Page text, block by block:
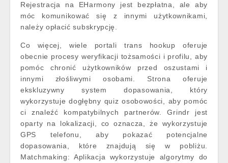
Rejestracja na EHarmony jest bezpłatna, ale aby
móc komunikować się z innymi użytkownikami,
należy opłacić subskrypcję.
Co więcej, wiele portali trans hookup oferuje
obecnie procesy weryfikacji tożsamości i profilu, aby
pomóc chronić użytkowników przed oszustami i
innymi złośliwymi osobami. Strona oferuje
ekskluzywny system dopasowania, który
wykorzystuje dogłębny quiz osobowości, aby pomóc
ci znaleźć kompatybilnych partnerów. Grindr jest
oparty na lokalizacji, co oznacza, że wykorzystuje
GPS telefonu, aby pokazać potencjalne
dopasowania, które znajdują się w pobliżu.
Matchmaking: Aplikacja wykorzystuje algorytmy do